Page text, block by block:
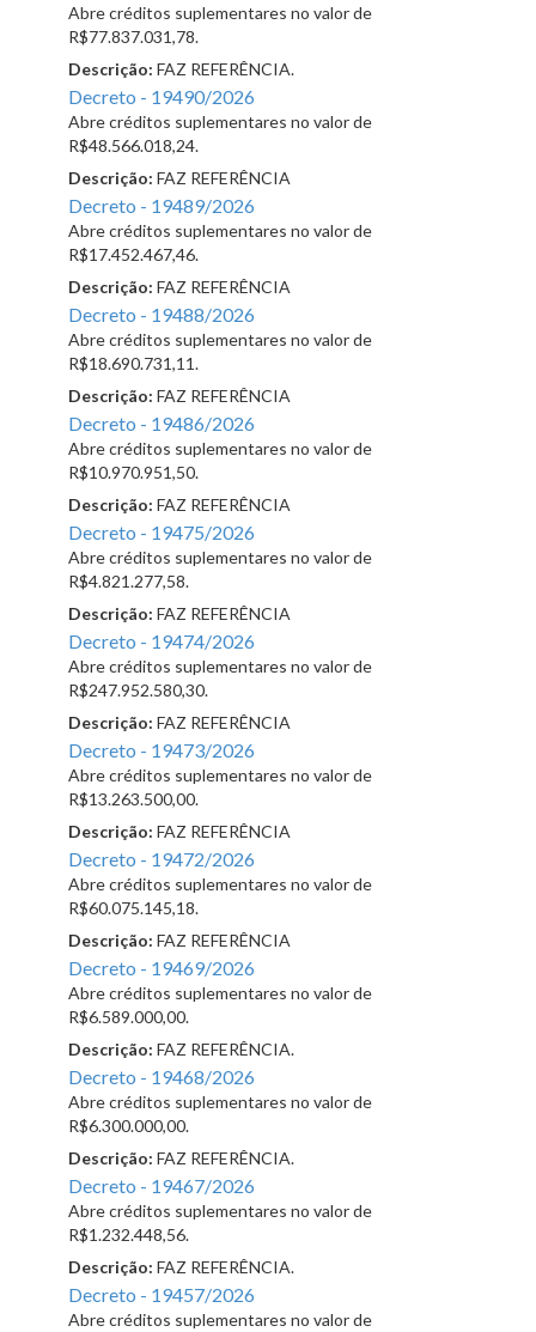
Abre créditos suplementares no valor de
R$77.837.031,78.
Descrição: FAZ REFERÊNCIA.
Decreto - 19490/2026
Abre créditos suplementares no valor de
R$48.566.018,24.
Descrição: FAZ REFERÊNCIA
Decreto - 19489/2026
Abre créditos suplementares no valor de
R$17.452.467,46.
Descrição: FAZ REFERÊNCIA
Decreto - 19488/2026
Abre créditos suplementares no valor de
R$18.690.731,11.
Descrição: FAZ REFERÊNCIA
Decreto - 19486/2026
Abre créditos suplementares no valor de
R$10.970.951,50.
Descrição: FAZ REFERÊNCIA
Decreto - 19475/2026
Abre créditos suplementares no valor de
R$4.821.277,58.
Descrição: FAZ REFERÊNCIA
Decreto - 19474/2026
Abre créditos suplementares no valor de
R$247.952.580,30.
Descrição: FAZ REFERÊNCIA
Decreto - 19473/2026
Abre créditos suplementares no valor de
R$13.263.500,00.
Descrição: FAZ REFERÊNCIA
Decreto - 19472/2026
Abre créditos suplementares no valor de
R$60.075.145,18.
Descrição: FAZ REFERÊNCIA
Decreto - 19469/2026
Abre créditos suplementares no valor de
R$6.589.000,00.
Descrição: FAZ REFERÊNCIA.
Decreto - 19468/2026
Abre créditos suplementares no valor de
R$6.300.000,00.
Descrição: FAZ REFERÊNCIA.
Decreto - 19467/2026
Abre créditos suplementares no valor de
R$1.232.448,56.
Descrição: FAZ REFERÊNCIA.
Decreto - 19457/2026
Abre créditos suplementares no valor de